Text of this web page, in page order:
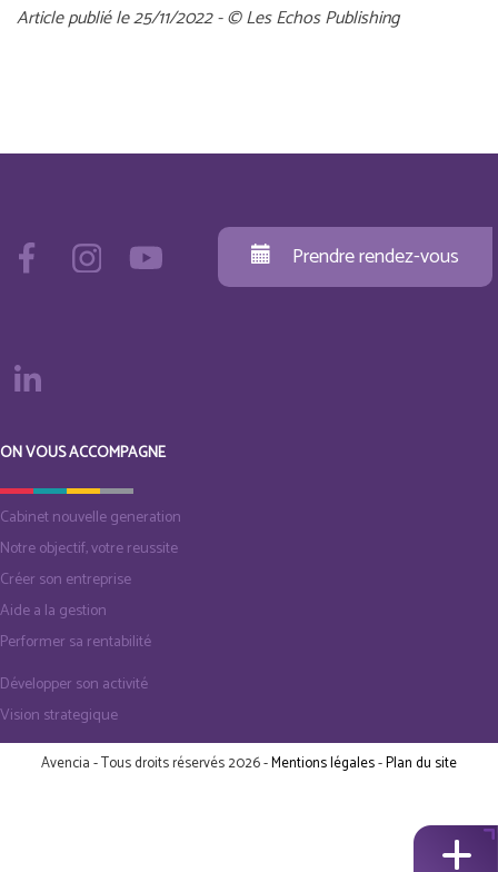
Article publié le 25/11/2022 - © Les Echos Publishing
Prendre rendez-vous
ON VOUS ACCOMPAGNE
Cabinet nouvelle generation
Notre objectif, votre reussite
Créer son entreprise
Aide a la gestion
Performer sa rentabilité
Développer son activité
Vision strategique
Avencia - Tous droits réservés 2026 -Mentions légales-Plan du site